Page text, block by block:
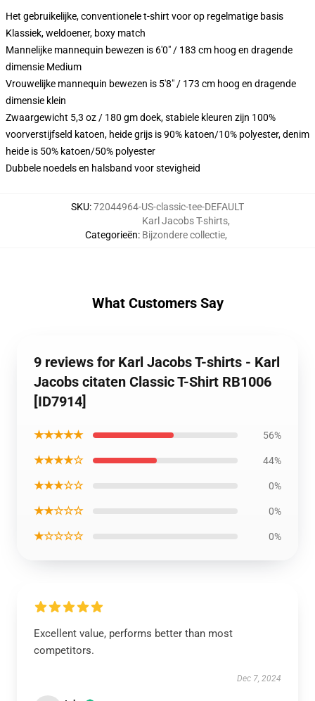
Het gebruikelijke, conventionele t-shirt voor op regelmatige basis
Klassiek, weldoener, boxy match
Mannelijke mannequin bewezen is 6'0" / 183 cm hoog en dragende
dimensie Medium
Vrouwelijke mannequin bewezen is 5'8" / 173 cm hoog en dragende
dimensie klein
Zwaargewicht 5,3 oz / 180 gm doek, stabiele kleuren zijn 100%
voorverstijfseld katoen, heide grijs is 90% katoen/10% polyester, denim
heide is 50% katoen/50% polyester
Dubbele noedels en halsband voor stevigheid
SKU:72044964-US-classic-tee-DEFAULT
Categorieën:
Karl Jacobs T-shirts,
Bijzondere collectie,
What Customers Say
9 reviews for Karl Jacobs T-shirts - Karl
Jacobs citaten Classic T-Shirt RB1006
[ID7914]
★★★★★ 56%
★★★★☆ 44%
★★★☆☆ 0%
★★☆☆☆ 0%
★☆☆☆☆ 0%
Excellent value, performs better than most
competitors.
Dec 7, 2024